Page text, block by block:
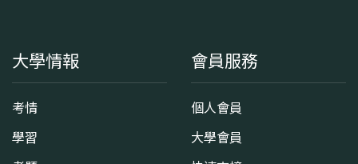
大學情報
考情
學習
會員服務
個人會員
大學會員